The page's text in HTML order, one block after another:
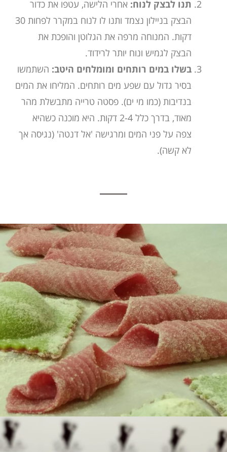
תנו לבצק לנוח: אחרי הלישה, עטפו את כדור
הבצק בניילון נצמד ותנו לו לנוח במקרר לפחות 30
דקות. המנוחה מרפה את הגלוטן והופכת את
הבצק לגמיש ונוח יותר לרידוד.
בשלו במים רותחים ומומלחים היטב: השתמשו
בסיר גדול עם שפע מים רותחים. המליחו את המים
בנדיבות (כמו מי ים). פסטה טרייה מתבשלת מהר
מאוד, בדרך כלל 2-4 דקות. היא מוכנה כשהיא
צפה על פני המים ומרגישה 'אל דנטה' (נגיסה אך
לא קשה).